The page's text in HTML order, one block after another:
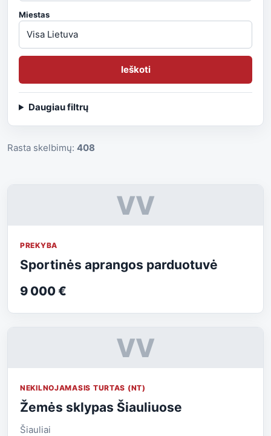
Miestas
Ieškoti
Daugiau filtrų
Rasta skelbimų: 408
VV
PREKYBA
Sportinės aprangos parduotuvė
9 000 €
VV
NEKILNOJAMASIS TURTAS (NT)
Žemės sklypas Šiauliuose
Šiauliai